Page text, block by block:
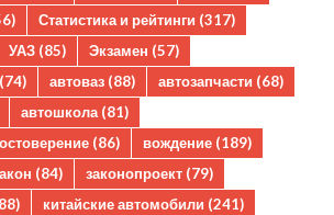
Статистика и рейтинги (317)
УАЗ (85) Экзамен (57)
(74) автоваз (88) автозапчасти (68)
автошкола(81)
(86) вождение (189)
(84) законопроект (79)
китайские автомобили (241)